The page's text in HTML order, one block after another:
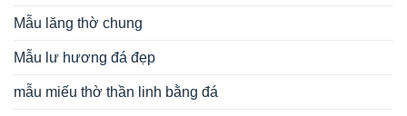
Mẫu lăng thờ chung
Mẫu lư hương đá đẹp
mẫu miếu thờ thần linh bằng đá